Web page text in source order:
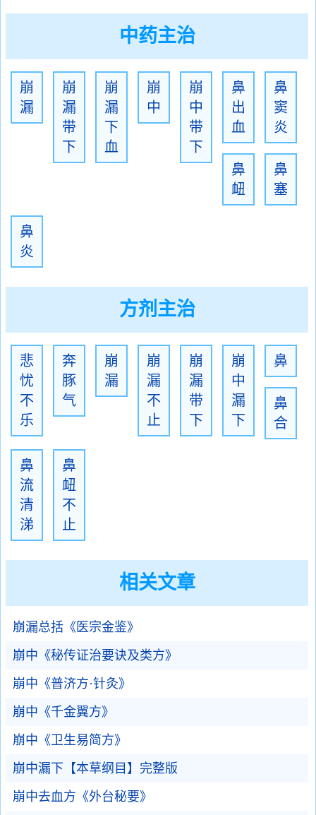
中药主治
崩
漏
崩
漏
带
下
崩
漏
下
血
崩
中
崩
中
带
下
鼻
出
血
鼻
窦
炎
鼻
衄
鼻
塞
鼻
炎
方剂主治
悲
忧
不
乐
奔
豚
气
崩
漏
崩
漏
不
止
崩
漏
带
下
崩
中
漏
下
鼻
鼻
合
鼻
流
清
涕
鼻
衄
不
止
相关文章
崩漏总括《医宗金鉴》
崩中《秘传证治要诀及类方》
崩中《普济方·针灸》
崩中《千金翼方》
崩中《卫生易简方》
崩中漏下【本草纲目】完整版
崩中去血方《外台秘要》